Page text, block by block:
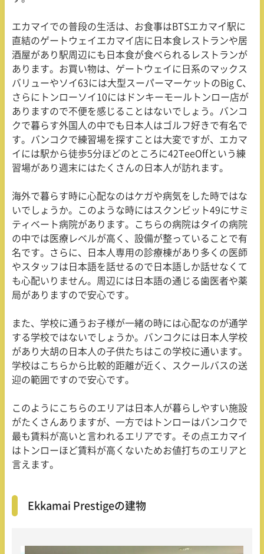
エカマイでの普段の生活は、お食事はBTSエカマイ駅に
直結のゲートウェイエカマイ店に日本食レストランや居
酒屋があり駅周辺にも日本食が食べられるレストランが
あります。お買い物は、ゲートウェイに日系のマックス
バリューやソイ63には大型スーパーマーケットのBig C、
さらにトンローソイ10にはドンキーモールトンロー店が
ありますので不便を感じることはないでしょう。バンコ
クで暮らす外国人の中でも日本人はゴルフ好きで有名で
す。バンコクで練習場を探すことは大変ですが、エカマ
イには駅から徒歩5分ほどのところに42TeeOffという練
習場があり週末にはたくさんの日本人が訪れます。
海外で暮らす時に心配なのはケガや病気をした時ではな
いでしょうか。このような時にはスクンビット49にサミ
ティベート病院があります。こちらの病院はタイの病院
の中では医療レベルが高く、設備が整っていることで有
名です。さらに、日本人専用の診療棟があり多くの医師
やスタッフは日本語を話せるので日本語しか話せなくて
も心配いりません。周辺には日本語の通じる歯医者や薬
局がありますので安心です。
また、学校に通うお子様が一緒の時には心配なのが通学
する学校ではないでしょうか。バンコクには日本人学校
があり大胡の日本人の子供たちはこの学校に通います。
学校はこちらから比較的距離が近く、スクールバスの送
迎の範囲ですので安心です。
このようにこちらのエリアは日本人が暮らしやすい施設
がたくさんありますが、一方ではトンローはバンコクで
最も賃料が高いと言われるエリアです。その点エカマイ
はトンローほど賃料が高くないためお値打ちのエリアと
言えます。
Ekkamai Prestigeの建物